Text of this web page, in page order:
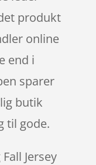
produkt
online
end i
sparer
butik
til gode.
Jersey